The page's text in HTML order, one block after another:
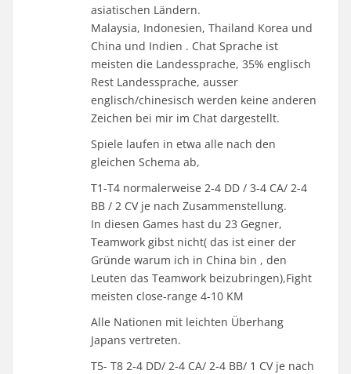
asiatischen Ländern.
Malaysia, Indonesien, Thailand Korea und
China und Indien . Chat Sprache ist
meisten die Landessprache, 35% englisch
Rest Landessprache, ausser
englisch/chinesisch werden keine anderen
Zeichen bei mir im Chat dargestellt.
Spiele laufen in etwa alle nach den
gleichen Schema ab,
T1-T4 normalerweise 2-4 DD / 3-4 CA/ 2-4
BB / 2 CV je nach Zusammenstellung.
In diesen Games hast du 23 Gegner,
Teamwork gibst nicht( das ist einer der
Gründe warum ich in China bin , den
Leuten das Teamwork beizubringen),Fight
meisten close-range 4-10 KM
Alle Nationen mit leichten Überhang
Japans vertreten.
T5- T8 2-4 DD/ 2-4 CA/ 2-4 BB/ 1 CV je nach